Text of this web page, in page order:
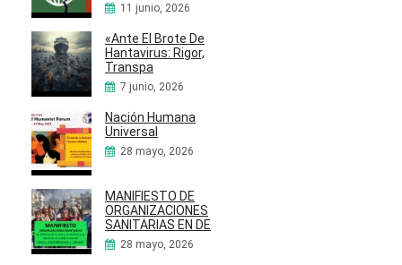
11 junio, 2026
«Ante El Brote De
Hantavirus: Rigor,
Transpa
7 junio, 2026
Nación Humana
Universal
28 mayo, 2026
MANIFIESTO DE
ORGANIZACIONES
SANITARIAS EN DE
28 mayo, 2026